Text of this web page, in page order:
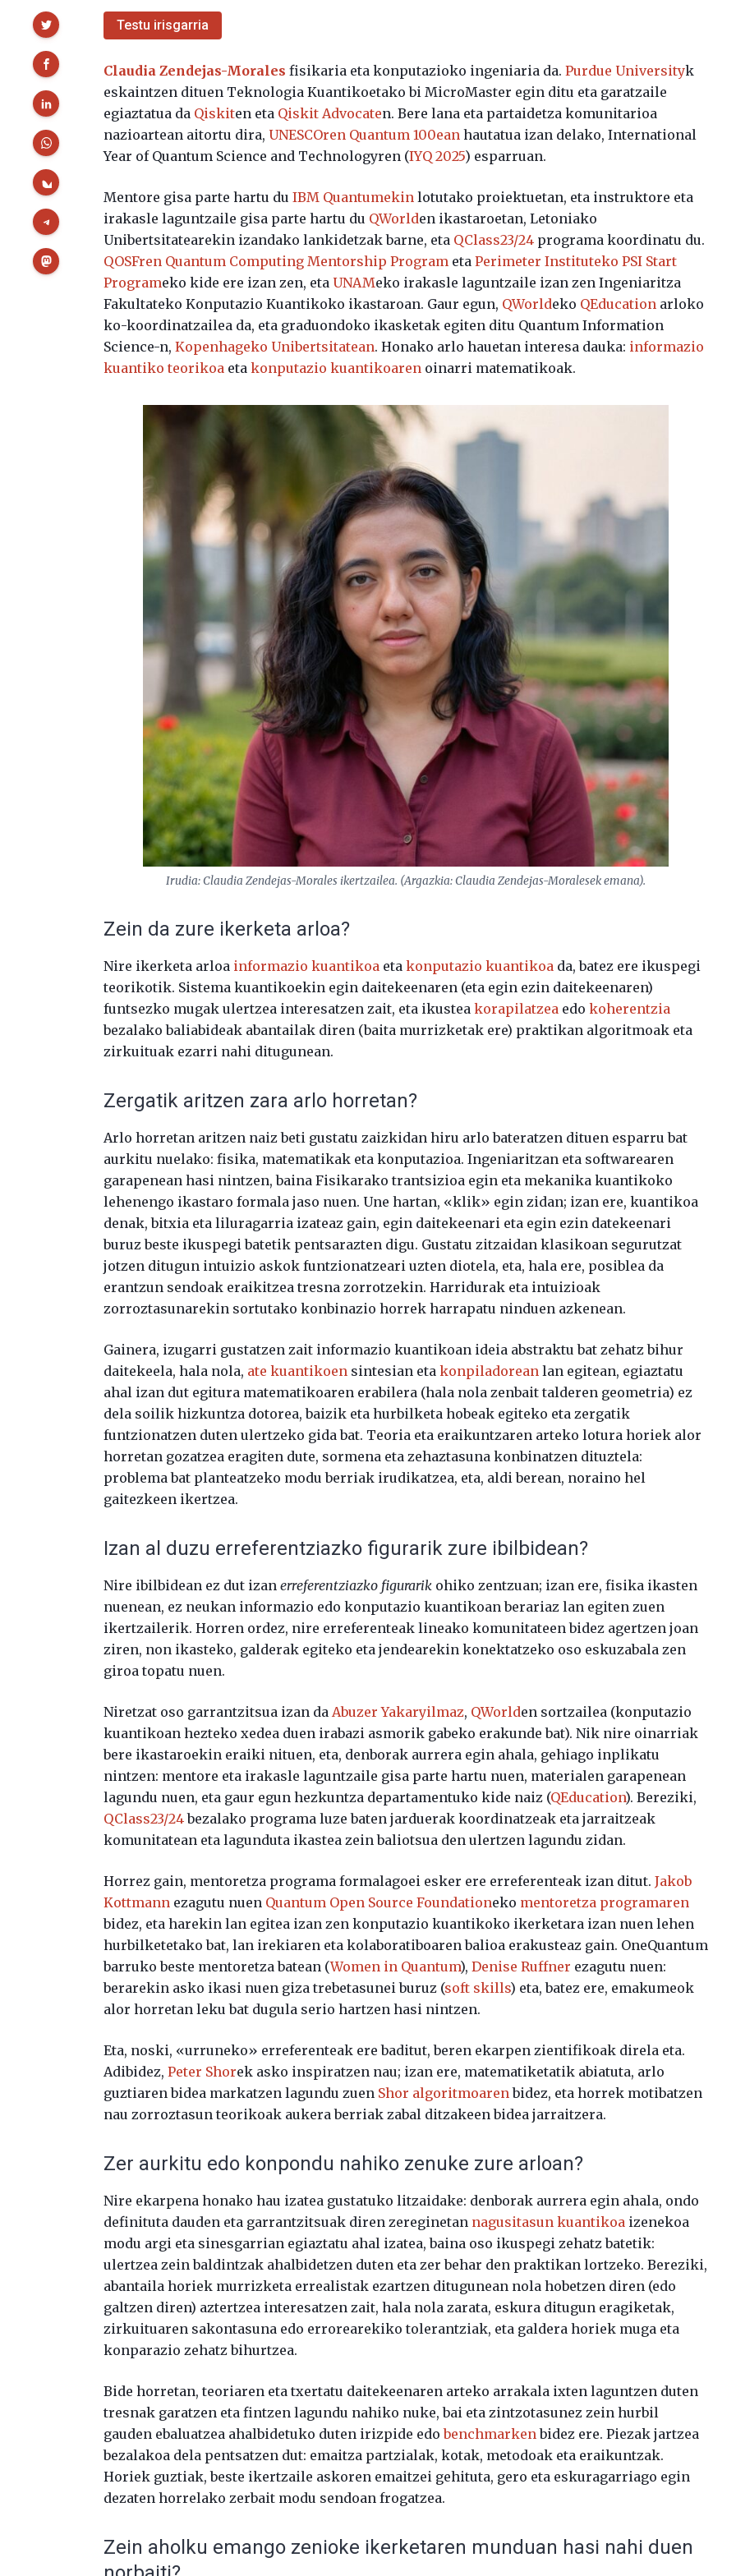
Testu irisgarria
Claudia Zendejas-Morales fisikaria eta konputazioko ingeniaria da.Purdue Universityk
eskaintzen dituen Teknologia Kuantikoetako bi MicroMaster egin ditu eta garatzaile
egiaztatua da Qiskiten eta Qiskit Advocaten. Bere lana eta partaidetza komunitarioa
nazioartean aitortu dira, UNESCOren Quantum 100ean hautatua izan delako, International
Year of Quantum Science and Technologyren (IYQ 2025) esparruan.
Mentore gisa parte hartu duIBM Quantumekin lotutako proiektuetan, eta instruktore eta
irakasle laguntzaile gisa parte hartu du QWorlden ikastaroetan, Letoniako
Unibertsitatearekin izandako lankidetzak barne, eta QClass23/24 programa koordinatu du.
QOSFren Quantum Computing Mentorship Program etaPerimeter Instituteko PSI Start
Programeko kide ere izan zen, eta UNAMeko irakasle laguntzaile izan zen Ingeniaritza
Fakultateko Konputazio Kuantikoko ikastaroan. Gaur egun, QWorldeko QEducation arloko
ko-koordinatzailea da, eta graduondoko ikasketak egiten ditu Quantum Information
Science-n,Kopenhageko Unibertsitatean. Honako arlo hauetan interesa dauka: informazio
kuantiko teorikoa etakonputazio kuantikoaren oinarri matematikoak.
Irudia: Claudia Zendejas-Morales ikertzailea. (Argazkia: Claudia Zendejas-Moralesek emana).
Zein da zure ikerketa arloa?
Nire ikerketa arloa informazio kuantikoa etakonputazio kuantikoa da, batez ere ikuspegi
teorikotik. Sistema kuantikoekin egin daitekeenaren (eta egin ezin daitekeenaren)
funtsezko mugak ulertzea interesatzen zait, eta ikusteakorapilatzea edokoherentzia
bezalako baliabideak abantailak diren (baita murrizketak ere) praktikan algoritmoak eta
zirkuituak ezarri nahi ditugunean.
Zergatik aritzen zara arlo horretan?
Arlo horretan aritzen naiz beti gustatu zaizkidan hiru arlo bateratzen dituen esparru bat
aurkitu nuelako: fisika, matematikak eta konputazioa. Ingeniaritzan eta softwarearen
garapenean hasi nintzen, baina Fisikarako trantsizioa egin eta mekanika kuantikoko
lehenengo ikastaro formala jaso nuen. Une hartan, «klik» egin zidan; izan ere, kuantikoa
denak, bitxia eta liluragarria izateaz gain, egin daitekeenari eta egin ezin datekeenari
buruz beste ikuspegi batetik pentsarazten digu. Gustatu zitzaidan klasikoan segurutzat
jotzen ditugun intuizio askok funtzionatzeari uzten diotela, eta, hala ere, posiblea da
erantzun sendoak eraikitzea tresna zorrotzekin. Harridurak eta intuizioak
zorroztasunarekin sortutako konbinazio horrek harrapatu ninduen azkenean.
Gainera, izugarri gustatzen zait informazio kuantikoan ideia abstraktu bat zehatz bihur
daitekeela, hala nola, ate kuantikoen sintesian etakonpiladorean lan egitean, egiaztatu
ahal izan dut egitura matematikoaren erabilera (hala nola zenbait talderen geometria) ez
dela soilik hizkuntza dotorea, baizik eta hurbilketa hobeak egiteko eta zergatik
funtzionatzen duten ulertzeko gida bat. Teoria eta eraikuntzaren arteko lotura horiek alor
horretan gozatzea eragiten dute, sormena eta zehaztasuna konbinatzen dituztela:
problema bat planteatzeko modu berriak irudikatzea, eta, aldi berean, noraino hel
gaitezkeen ikertzea.
Izan al duzu erreferentziazko figurarik zure ibilbidean?
Nire ibilbidean ez dut izanerreferentziazko figurarik ohiko zentzuan; izan ere, fisika ikasten
nuenean, ez neukan informazio edo konputazio kuantikoan berariaz lan egiten zuen
ikertzailerik. Horren ordez, nire erreferenteak lineako komunitateen bidez agertzen joan
ziren, non ikasteko, galderak egiteko eta jendearekin konektatzeko oso eskuzabala zen
giroa topatu nuen.
Niretzat oso garrantzitsua izan da Abuzer Yakaryilmaz, QWorlden sortzailea (konputazio
kuantikoan hezteko xedea duen irabazi asmorik gabeko erakunde bat). Nik nire oinarriak
bere ikastaroekin eraiki nituen, eta, denborak aurrera egin ahala, gehiago inplikatu
nintzen: mentore eta irakasle laguntzaile gisa parte hartu nuen, materialen garapenean
lagundu nuen, eta gaur egun hezkuntza departamentuko kide naiz (QEducation). Bereziki,
QClass23/24bezalako programa luze baten jarduerak koordinatzeak eta jarraitzeak
komunitatean eta lagunduta ikastea zein baliotsua den ulertzen lagundu zidan.
Horrez gain, mentoretza programa formalagoei esker ere erreferenteak izan ditut.Jakob
Kottmann ezagutu nuen Quantum Open Source Foundationeko mentoretza programaren
bidez, eta harekin lan egitea izan zen konputazio kuantikoko ikerketara izan nuen lehen
hurbilketetako bat, lan irekiaren eta kolaboratiboaren balioa erakusteaz gain. OneQuantum
barruko beste mentoretza batean (Women in Quantum),Denise Ruffner ezagutu nuen:
berarekin asko ikasi nuen giza trebetasunei buruz (soft skills) eta, batez ere, emakumeok
alor horretan leku bat dugula serio hartzen hasi nintzen.
Eta, noski, «urruneko» erreferenteak ere baditut, beren ekarpen zientifikoak direla eta.
Adibidez,Peter Shorek asko inspiratzen nau; izan ere, matematiketatik abiatuta, arlo
guztiaren bidea markatzen lagundu zuen Shor algoritmoaren bidez, eta horrek motibatzen
nau zorroztasun teorikoak aukera berriak zabal ditzakeen bidea jarraitzera.
Zer aurkitu edo konpondu nahiko zenuke zure arloan?
Nire ekarpena honako hau izatea gustatuko litzaidake: denborak aurrera egin ahala, ondo
definituta dauden eta garrantzitsuak diren zereginetan nagusitasun kuantikoa izenekoa
modu argi eta sinesgarrian egiaztatu ahal izatea, baina oso ikuspegi zehatz batetik:
ulertzea zein baldintzak ahalbidetzen duten eta zer behar den praktikan lortzeko. Bereziki,
abantaila horiek murrizketa errealistak ezartzen ditugunean nola hobetzen diren (edo
galtzen diren) aztertzea interesatzen zait, hala nola zarata, eskura ditugun eragiketak,
zirkuituaren sakontasuna edo errorearekiko tolerantziak, eta galdera horiek muga eta
konparazio zehatz bihurtzea.
Bide horretan, teoriaren eta txertatu daitekeenaren arteko arrakala ixten laguntzen duten
tresnak garatzen eta fintzen lagundu nahiko nuke, bai eta zintzotasunez zein hurbil
gauden ebaluatzea ahalbidetuko duten irizpide edobenchmarken bidez ere. Piezak jartzea
bezalakoa dela pentsatzen dut: emaitza partzialak, kotak, metodoak eta eraikuntzak.
Horiek guztiak, beste ikertzaile askoren emaitzei gehituta, gero eta eskuragarriago egin
dezaten horrelako zerbait modu sendoan frogatzea.
Zein aholku emango zenioke ikerketaren munduan hasi nahi duen
Partekatu